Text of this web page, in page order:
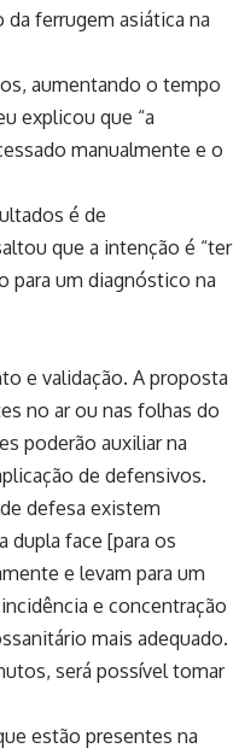
ferrugem asiática na
aumentando o tempo
explicou que “a
manualmente e o
é de
que a intenção é “ter
para um diagnóstico na
e validação. A proposta
no ar ou nas folhas do
poderão auxiliar na
de defensivos.
defesa existem
dupla face [para os
e levam para um
e concentração
mais adequado.
será possível tomar
estão presentes na